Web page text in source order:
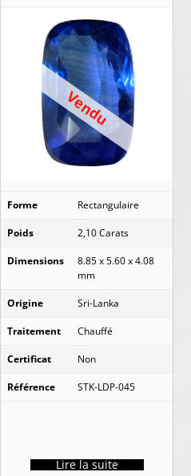
Vendu
Forme Rectangulaire
Poids 2,10 Carats
Dimensions
8.85 x 5.60 x 4.08
mm
Origine Sri-Lanka
Traitement Chauffé
Certificat Non
Référence STK-LDP-045
Lire la suite